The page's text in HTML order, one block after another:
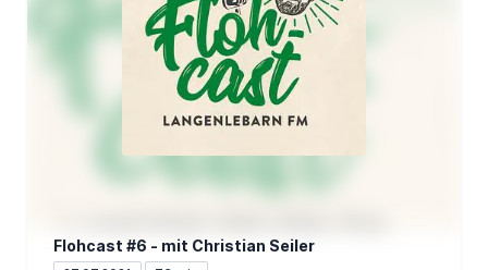
Flohcast #6 - mit Christian Seiler